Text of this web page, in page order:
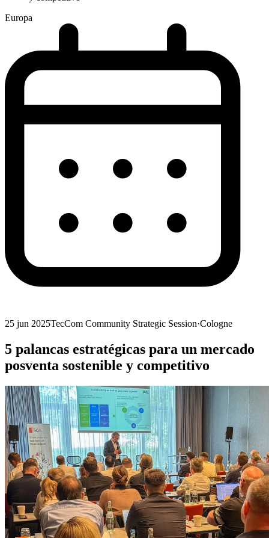
Europa
25 jun 2025TecCom Community Strategic Session·Cologne
5 palancas estratégicas para un mercado
posventa sostenible y competitivo